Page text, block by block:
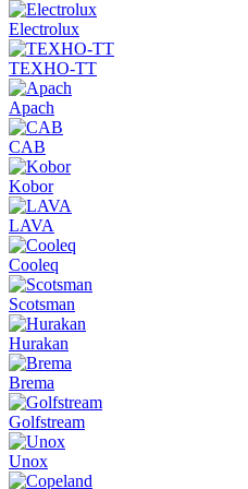
Electrolux
ТЕХНО-ТТ
Apach
CAB
Kobor
LAVA
Cooleq
Scotsman
Hurakan
Brema
Golfstream
Unox